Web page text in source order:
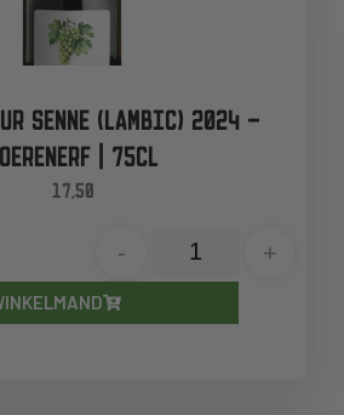
SENNE (LAMBIC) 2024 –
| 75CL
17,50
- +